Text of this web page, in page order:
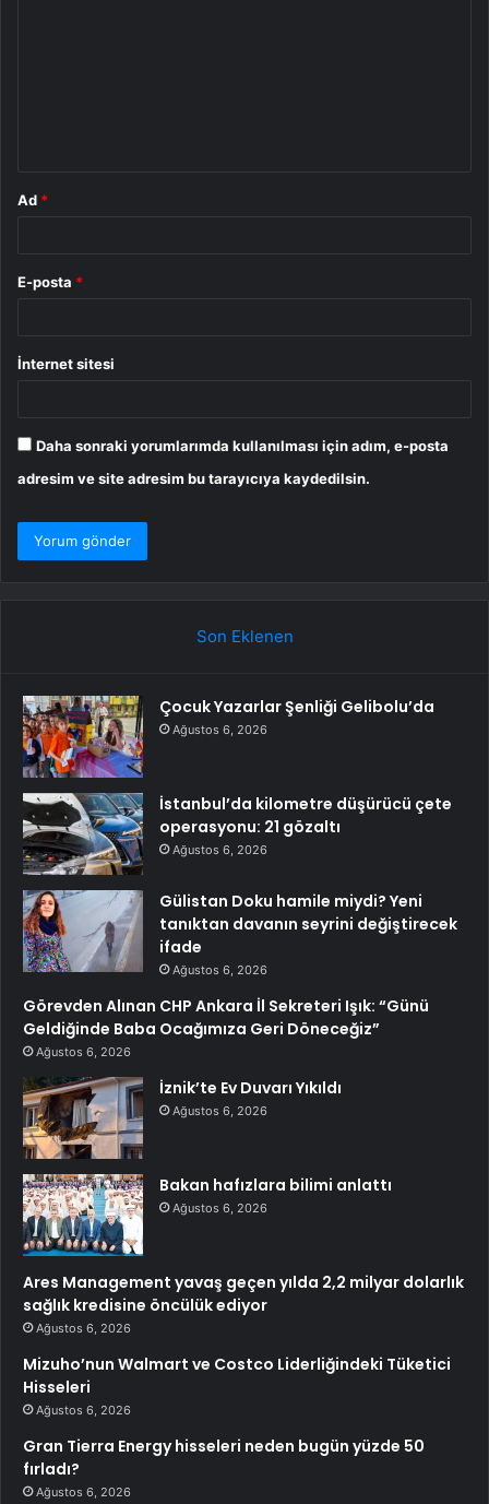
Ad *
E-posta *
İnternet sitesi
Daha sonraki yorumlarımda kullanılması için adım, e-posta
adresim ve site adresim bu tarayıcıya kaydedilsin.
Son Eklenen
Çocuk Yazarlar Şenliği Gelibolu’da
Ağustos 6, 2026
İstanbul’da kilometre düşürücü çete
operasyonu: 21 gözaltı
Ağustos 6, 2026
Gülistan Doku hamile miydi? Yeni
tanıktan davanın seyrini değiştirecek
ifade
Ağustos 6, 2026
Görevden Alınan CHP Ankara İl Sekreteri Işık: “Günü
Geldiğinde Baba Ocağımıza Geri Döneceğiz”
Ağustos 6, 2026
İznik’te Ev Duvarı Yıkıldı
Ağustos 6, 2026
Bakan hafızlara bilimi anlattı
Ağustos 6, 2026
Ares Management yavaş geçen yılda 2,2 milyar dolarlık
sağlık kredisine öncülük ediyor
Ağustos 6, 2026
Mizuho’nun Walmart ve Costco Liderliğindeki Tüketici
Hisseleri
Ağustos 6, 2026
Gran Tierra Energy hisseleri neden bugün yüzde 50
fırladı?
Ağustos 6, 2026